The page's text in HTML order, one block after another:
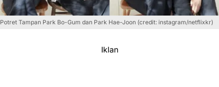
Potret Tampan Park Bo-Gum dan Park Hae-Joon (credit: instagram/netflixkr)
Iklan